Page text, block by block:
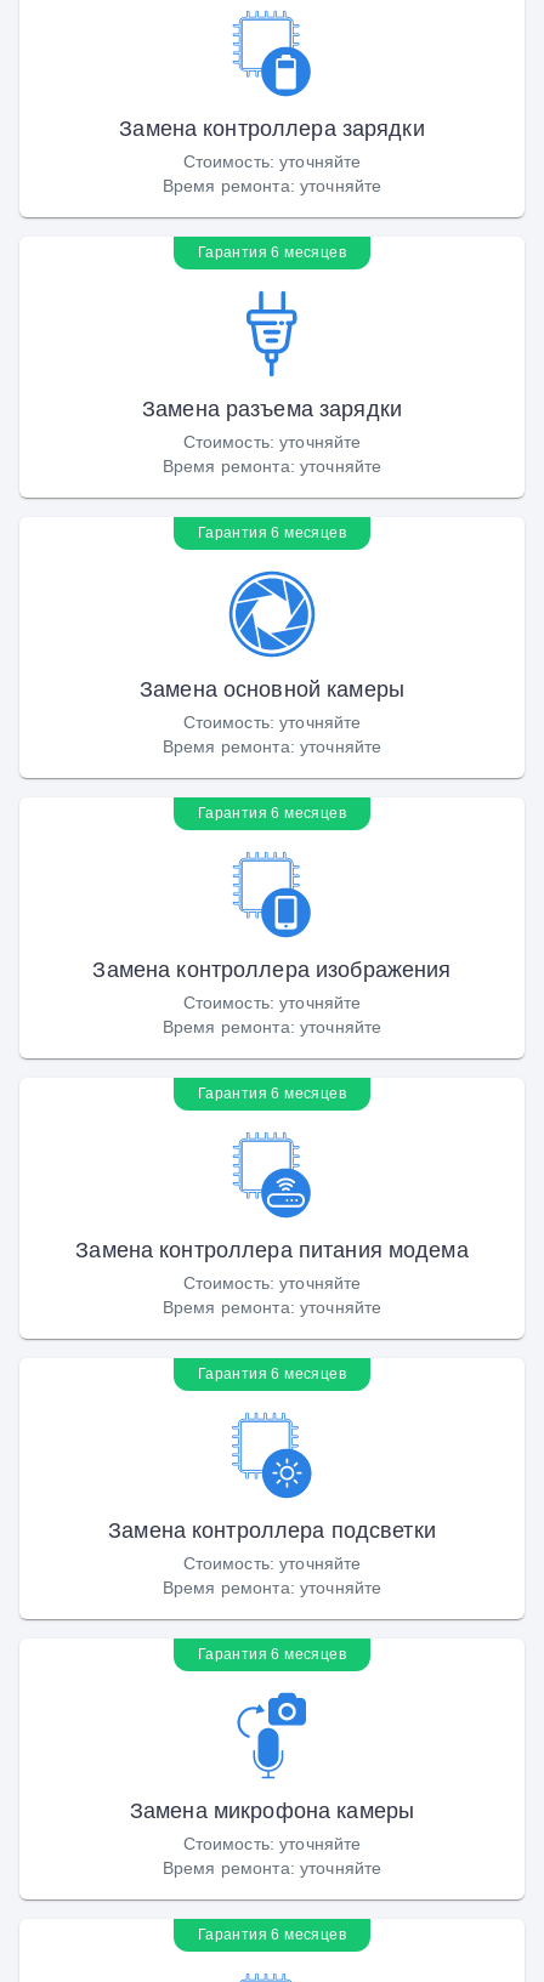
Замена контроллера зарядки
Стоимость:уточняйте
Время ремонта: уточняйте
Гарантия 6 месяцев
Замена разъема зарядки
Стоимость:уточняйте
Время ремонта: уточняйте
Гарантия 6 месяцев
Замена основной камеры
Стоимость:уточняйте
Время ремонта: уточняйте
Гарантия 6 месяцев
Замена контроллера изображения
Стоимость:уточняйте
Время ремонта: уточняйте
Гарантия 6 месяцев
Замена контроллера питания модема
Стоимость:уточняйте
Время ремонта: уточняйте
Гарантия 6 месяцев
Замена контроллера подсветки
Стоимость:уточняйте
Время ремонта: уточняйте
Гарантия 6 месяцев
Замена микрофона камеры
Стоимость:уточняйте
Время ремонта: уточняйте
Гарантия 6 месяцев